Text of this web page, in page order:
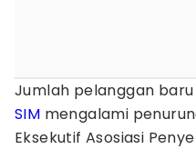
Jumlah pelanggan
SIM mengalami
Eksekutif Asosiasi